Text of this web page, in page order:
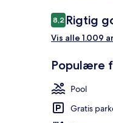
Anmeldelser
8,28,2 ud af 10.
Rigtig
Vis alle 1.009
Populære
Pool
Gratis